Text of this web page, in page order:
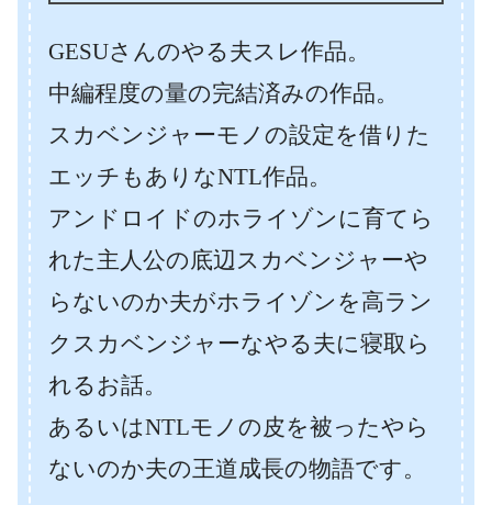
GESUさんのやる夫スレ作品。
中編程度の量の完結済みの作品。
スカベンジャーモノの設定を借りた
エッチもありなNTL作品。
アンドロイドのホライゾンに育てら
れた主人公の底辺スカベンジャーや
らないのか夫がホライゾンを高ラン
クスカベンジャーなやる夫に寝取ら
れるお話。
あるいはNTLモノの皮を被ったやら
ないのか夫の王道成長の物語です。